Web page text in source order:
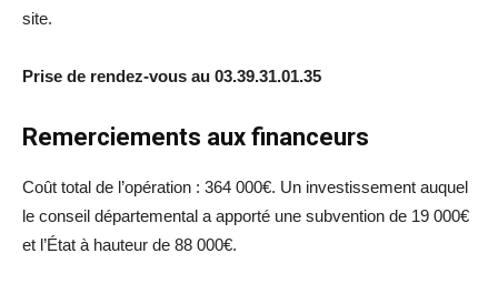
site.
Prise de rendez-vous au 03.39.31.01.35
Remerciements aux financeurs
Coût total de l’opération : 364 000€. Un investissement auquel
le conseil départemental a apporté une subvention de 19 000€
et l’État à hauteur de 88 000€.